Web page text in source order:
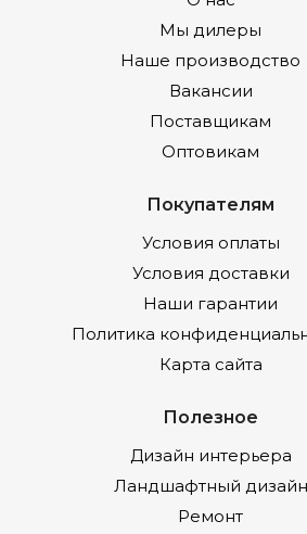
Мы дилеры
Наше производство
Вакансии
Поставщикам
Оптовикам
Покупателям
Условия оплаты
Условия доставки
Наши гарантии
Политика
Карта сайта
Полезное
Дизайн интерьера
Ландшафтный дизайн
Ремонт